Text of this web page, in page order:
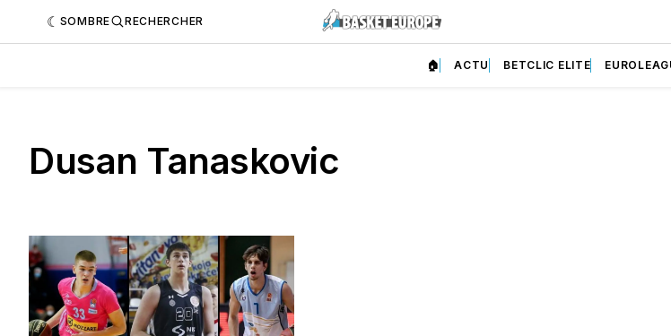
SOMBRE RECHERCHER
🏠 ACTU BETCLIC ELITE
Dusan Tanaskovic